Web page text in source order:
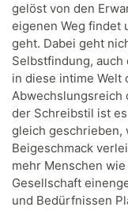
gelöst von den
eigenen Weg findet
geht. Dabei geht
Selbstfindung,
in diese intime Welt
Abwechslungsreich
der Schreibstil ist
gleich geschrieben,
Beigeschmack
mehr Menschen
Gesellschaft
und Bedürfnissen